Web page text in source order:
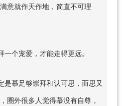
意就作天作地，简直不可理
个宠爱，才能走得更远。
慕足够崇拜和认可思，而思又
圈外很多人觉得慕没有自尊，